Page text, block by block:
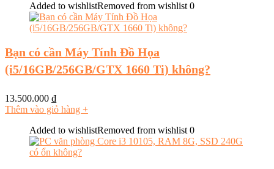
Added to wishlistRemoved from wishlist 0
Bạn có cần Máy Tính Đồ Họa
(i5/16GB/256GB/GTX 1660 Ti) không?
13.500.000 ₫
Thêm vào giỏ hàng +
Added to wishlistRemoved from wishlist 0